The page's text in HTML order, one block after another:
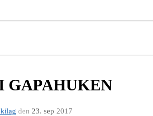
GAPAHUKEN
den 23. sep 2017